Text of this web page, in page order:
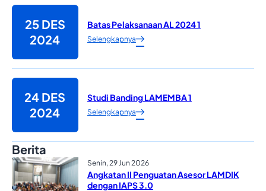
25 DES
2024
Batas Pelaksanaan AL 2024 1
Selengkapnya
24 DES
2024
Studi Banding LAMEMBA 1
Selengkapnya
Berita
Senin, 29 Jun 2026
Angkatan II Penguatan Asesor LAMDIK
dengan IAPS 3.0